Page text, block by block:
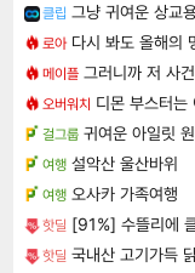
클립 그냥 귀여운 상교
로아 다시 봐도 올해의
메이플 그러니까 저 사
오버워치 디몬 부스터는
걸그룹 귀여운 아일릿
여행 설악산 울산바위
여행 오사카 가족여행
핫딜 [91%] 수뜰리에
핫딜 국내산 고기가득